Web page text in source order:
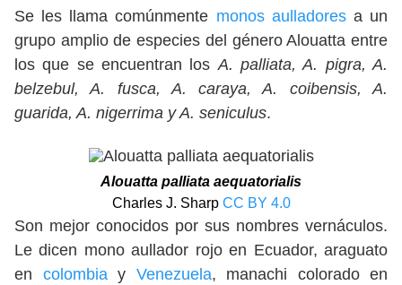
Se les llama comúnmente monos aulladoresa un
grupo amplio de especies del género Alouatta entre
los que se encuentran los A. palliata, A. pigra, A.
belzebul, A. fusca, A. caraya, A. coibensis, A.
guarida, A. nigerrima y A. seniculus.
Alouatta palliata aequatorialis
Charles J. Sharp CC BY 4.0
Son mejor conocidos por sus nombres vernáculos.
Le dicen mono aullador rojo en Ecuador, araguato
en colombia y Venezuela, manachi colorado en